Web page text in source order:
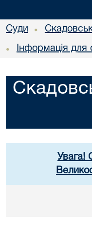
Суди •
• Інформація для
Увага!